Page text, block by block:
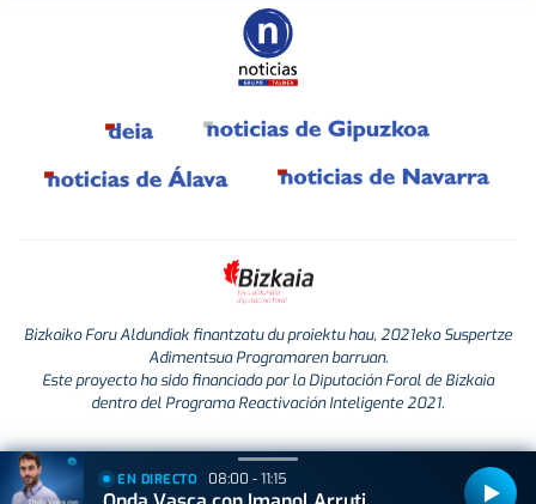
Bizkaiko Foru Aldundiak finantzatu du proiektu hau, 2021eko Suspertze
Adimentsua Programaren barruan.
Este proyecto ha sido financiado por la Diputación Foral de Bizkaia
dentro del Programa Reactivación Inteligente 2021.
EN DIRECTO 08:00 - 11:15